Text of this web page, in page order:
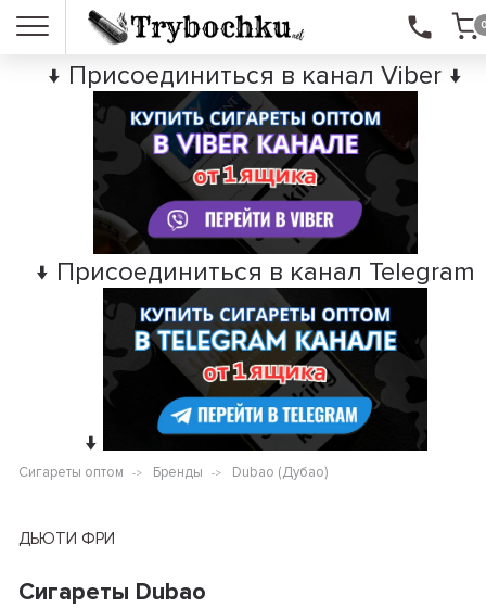
↓ Присоединиться в канал Viber ↓
↓ Присоединиться в канал Telegram
↓
Сигареты оптом Бренды Dubao (Дубао)
ДЬЮТИ ФРИ
Сигареты Dubao